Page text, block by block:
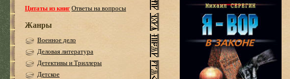
Цитаты из книгОтветы на вопросы
Жанры
Военное дело
Деловая литература
Детективы и Триллеры
Детское